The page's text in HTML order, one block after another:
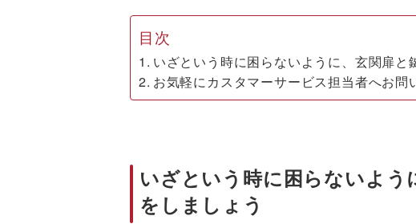
目次
いざという時に困らないように、玄関扉と
お気軽にカスタマーサービス担当者へお問
いざという時に困らないよ
をしましょう